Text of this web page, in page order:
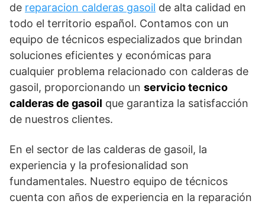
de reparacion calderas gasoil de alta calidad en
todo el territorio español. Contamos con un
equipo de técnicos especializados que brindan
soluciones eficientes y económicas para
cualquier problema relacionado con calderas de
gasoil, proporcionando un servicio tecnico
calderas de gasoil que garantiza la satisfacción
de nuestros clientes.
En el sector de las calderas de gasoil, la
experiencia y la profesionalidad son
fundamentales. Nuestro equipo de técnicos
cuenta con años de experiencia en la reparación